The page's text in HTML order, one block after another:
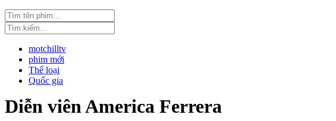
motchilltv
phim mới
Thể loại
Quốc gia
Diễn viên America Ferrera